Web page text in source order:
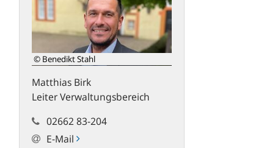
© Benedikt Stahl
Matthias Birk
Leiter Verwaltungsbereich
02662 83-204
E-Mail